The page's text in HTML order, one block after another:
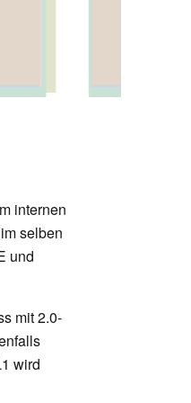
internen
selben
und
mit 2.0-
wird